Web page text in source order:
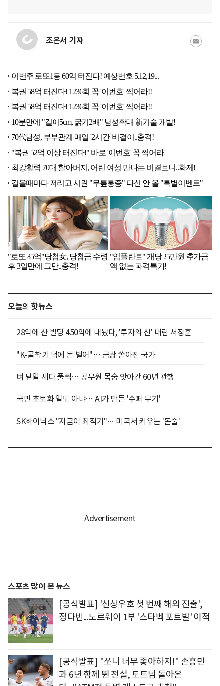
조은서 기자
오늘의 핫뉴스
28억에 산 빌딩 450억에 내놨다, '투자의 신' 내린 서장훈
"K-굴착기 덕에 돈 벌어"… 금광 쏟아진 국가
벼 낱알 세다 풀썩… 공무원 목숨 앗아간 60년 관행
국민 초토화 일도 아냐… AI가 만든 '수퍼 무기'
SK하이닉스 "지금이 최적기"… 미국서 키우는 '돈줄'
스포츠 많이 본 뉴스
[공식발표] '신상우호 첫 번째 해외 진출',
정다빈...노르웨이 1부 '스타벡 포트발' 이적
[공식발표] "쏘니 너무 좋아하지!" 손흥민
과 6년 함께 뛴 전설, 토트넘 돌아온